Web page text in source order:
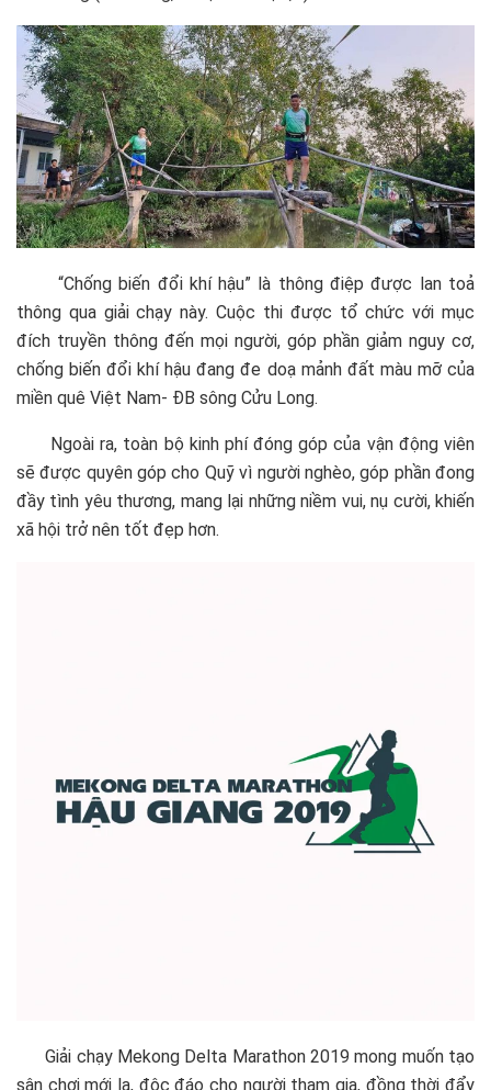
“Chống biến đổi khí hậu” là thông điệp được lan toả
thông qua giải chạy này. Cuộc thi được tổ chức với mục
đích truyền thông đến mọi người, góp phần giảm nguy cơ,
chống biến đổi khí hậu đang đe doạ mảnh đất màu mỡ của
miền quê Việt Nam- ĐB sông Cửu Long.
Ngoài ra, toàn bộ kinh phí đóng góp của vận động viên
sẽ được quyên góp cho Quỹ vì người nghèo, góp phần đong
đầy tình yêu thương, mang lại những niềm vui, nụ cười, khiến
xã hội trở nên tốt đẹp hơn.
Giải chạy Mekong Delta Marathon 2019 mong muốn tạo
sân chơi mới lạ, độc đáo cho người tham gia, đồng thời đẩy